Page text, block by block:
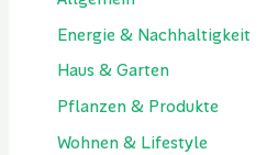
Energie & Nachhaltigkeit
Haus & Garten
Pflanzen & Produkte
Wohnen & Lifestyle